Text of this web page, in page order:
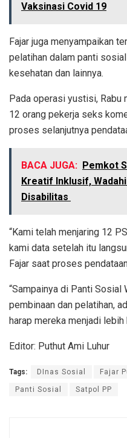
Vaksinasi Covid 19
Fajar juga menyampaikan
pelatihan dalam panti
kesehatan dan lainnya.
Pada operasi yustisi,
12 orang pekerja seks
proses selanjutnya
BACA JUGA: Pemkot
Kreatif Inklusif,
Disabilitas
“Kami telah menjaring 12
kami data setelah itu
Fajar saat proses
“Sampainya di Panti Sosial
pembinaan dan pelatihan,
harap mereka menjadi lebih
Editor: Puthut Ami Luhur
Tags: DInas Sosial Fajar
Panti Sosial Satpol PP